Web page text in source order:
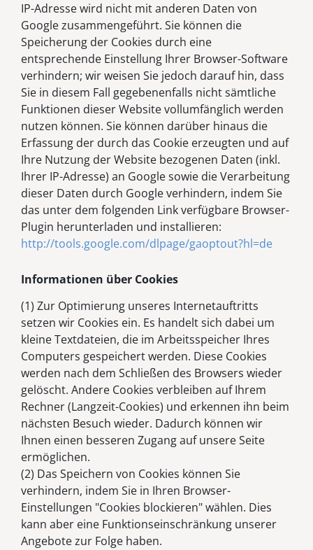
IP-Adresse wird nicht mit anderen Daten von
Google zusammengeführt. Sie können die
Speicherung der Cookies durch eine
entsprechende Einstellung Ihrer Browser-Software
verhindern; wir weisen Sie jedoch darauf hin, dass
Sie in diesem Fall gegebenenfalls nicht sämtliche
Funktionen dieser Website vollumfänglich werden
nutzen können. Sie können darüber hinaus die
Erfassung der durch das Cookie erzeugten und auf
Ihre Nutzung der Website bezogenen Daten (inkl.
Ihrer IP-Adresse) an Google sowie die Verarbeitung
dieser Daten durch Google verhindern, indem Sie
das unter dem folgenden Link verfügbare Browser-
Plugin herunterladen und installieren:
http://tools.google.com/dlpage/gaoptout?hl=de
Informationen über Cookies
(1) Zur Optimierung unseres Internetauftritts
setzen wir Cookies ein. Es handelt sich dabei um
kleine Textdateien, die im Arbeitsspeicher Ihres
Computers gespeichert werden. Diese Cookies
werden nach dem Schließen des Browsers wieder
gelöscht. Andere Cookies verbleiben auf Ihrem
Rechner (Langzeit-Cookies) und erkennen ihn beim
nächsten Besuch wieder. Dadurch können wir
Ihnen einen besseren Zugang auf unsere Seite
ermöglichen.
(2) Das Speichern von Cookies können Sie
verhindern, indem Sie in Ihren Browser-
Einstellungen "Cookies blockieren" wählen. Dies
kann aber eine Funktionseinschränkung unserer
Angebote zur Folge haben.